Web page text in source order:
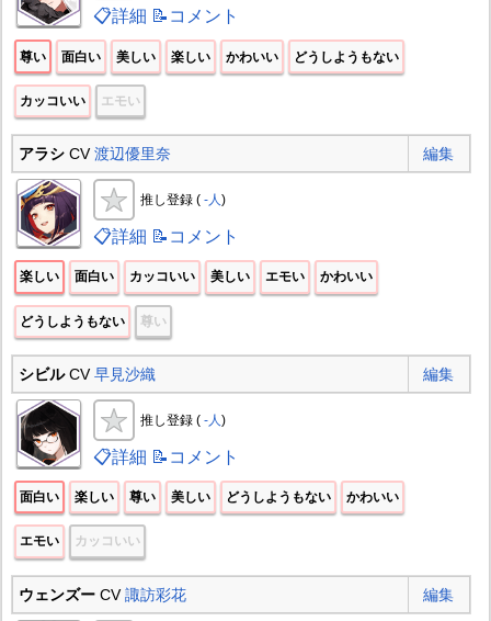
📋詳細 📝コメント
尊い 面白い 美しい 楽しい かわいい どうしようもない
カッコいい エモい
アラシCV渡辺優里奈 編集
推し登録 ( -人)
📋詳細 📝コメント
楽しい 面白い カッコいい 美しい エモい かわいい
どうしようもない 尊い
シビルCV早見沙織 編集
推し登録 ( -人)
📋詳細 📝コメント
面白い 楽しい 尊い 美しい どうしようもない かわいい
エモい カッコいい
ウェンズーCV諏訪彩花 編集